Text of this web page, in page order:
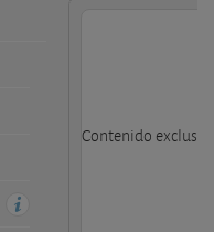
Contenido